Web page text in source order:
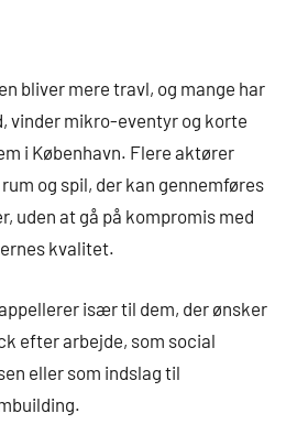
bliver mere travl, og mange har
vinder mikro-eventyr og korte
i København. Flere aktører
og spil, der kan gennemføres
uden at gå på kompromis med
kvalitet.
især til dem, der ønsker
efter arbejde, som social
eller som indslag til